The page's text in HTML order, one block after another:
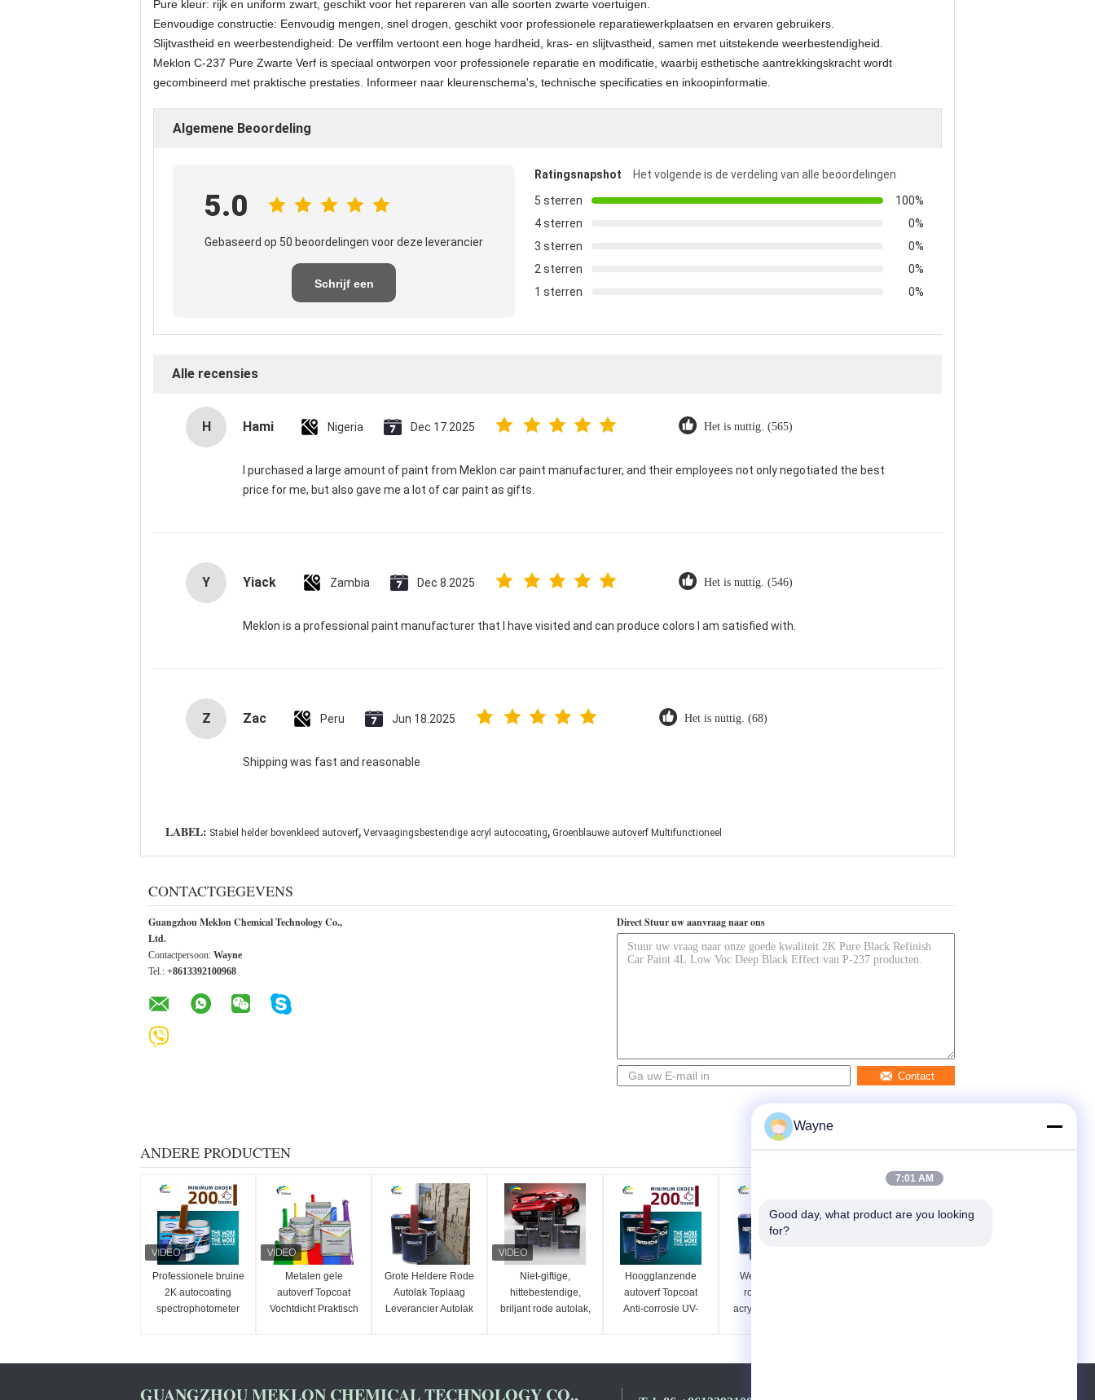
Pure kleur: rijk en uniform zwart, geschikt voor het repareren van alle soorten zwarte voertuigen.
Eenvoudige constructie: Eenvoudig mengen, snel drogen, geschikt voor professionele reparatiewerkplaatsen en ervaren gebruikers.
Slijtvastheid en weerbestendigheid: De verffilm vertoont een hoge hardheid, kras- en slijtvastheid, samen met uitstekende weerbestendigheid.
Meklon C-237 Pure Zwarte Verf is speciaal ontworpen voor professionele reparatie en modificatie, waarbij esthetische aantrekkingskracht wordt
gecombineerd met praktische prestaties. Informeer naar kleurenschema's, technische specificaties en inkoopinformatie.
Algemene Beoordeling
5.0
Gebaseerd op 50 beoordelingen voor deze leverancier
Schrijf een
Ratingsnapshot
Het volgende is de verdeling van alle beoordelingen
5 sterren
100%
4 sterren
0%
3 sterren
0%
2 sterren
0%
1 sterren
0%
Alle recensies
H Hami Nigeria Dec 17.2025 Het is nuttig. (565)
I purchased a large amount of paint from Meklon car paint manufacturer, and their employees not only negotiated the best
price for me, but also gave me a lot of car paint as gifts.
Y Yiack Zambia Dec 8.2025 Het is nuttig. (546)
Meklon is a professional paint manufacturer that I have visited and can produce colors I am satisfied with.
Z Zac Peru Jun 18.2025 Het is nuttig. (68)
Shipping was fast and reasonable
LABEL: Stabiel helder bovenkleed autoverf, Vervaagingsbestendige acryl autocoating, Groenblauwe autoverf Multifunctioneel
CONTACTGEGEVENS
Guangzhou Meklon Chemical Technology Co.,
Ltd.
Contactpersoon: Wayne
Tel.: +8613392100968
Direct Stuur uw aanvraag naar ons
Contact
ANDERE PRODUCTEN
Professionele bruine
2K autocoating
spectrophotometer
Metalen gele
autoverf Topcoat
Vochtdicht Praktisch
Grote Heldere Rode
Autolak Toplaag
Leverancier Autolak
Niet-giftige,
hittebestendige,
briljant rode autolak,
Hoogglanzende
autoverf Topcoat
Anti-corrosie UV-
Weerbestendige
rode ijzeroxide
acrylverf Duurzaam
GUANGZHOU MEKLON CHEMICAL TECHNOLOGY CO.,
Wayne
7:01 AM
Good day, what product are you looking
for?